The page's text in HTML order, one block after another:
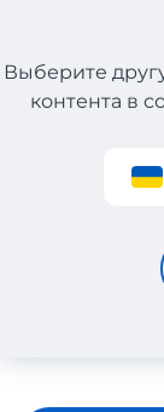
Выберите
контента в